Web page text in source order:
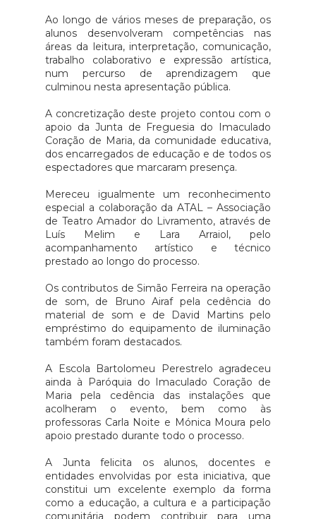
Ao longo de vários meses de preparação, os
alunos desenvolveram competências nas
áreas da leitura, interpretação, comunicação,
trabalho colaborativo e expressão artística,
num percurso de aprendizagem que
culminou nesta apresentação pública.
A concretização deste projeto contou com o
apoio da Junta de Freguesia do Imaculado
Coração de Maria, da comunidade educativa,
dos encarregados de educação e de todos os
espectadores que marcaram presença.
Mereceu igualmente um reconhecimento
especial a colaboração da ATAL – Associação
de Teatro Amador do Livramento, através de
Luís Melim e Lara Arraiol, pelo
acompanhamento artístico e técnico
prestado ao longo do processo.
Os contributos de Simão Ferreira na operação
de som, de Bruno Airaf pela cedência do
material de som e de David Martins pelo
empréstimo do equipamento de iluminação
também foram destacados.
A Escola Bartolomeu Perestrelo agradeceu
ainda à Paróquia do Imaculado Coração de
Maria pela cedência das instalações que
acolheram o evento, bem como às
professoras Carla Noite e Mónica Moura pelo
apoio prestado durante todo o processo.
A Junta felicita os alunos, docentes e
entidades envolvidas por esta iniciativa, que
constitui um excelente exemplo da forma
como a educação, a cultura e a participação
comunitária podem contribuir para uma